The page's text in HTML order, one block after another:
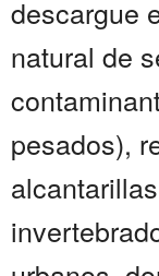
descargue
natural de
pesados),